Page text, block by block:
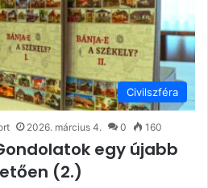
Civilszféra
2026. március 4. 0 160
egy újabb
(2.)